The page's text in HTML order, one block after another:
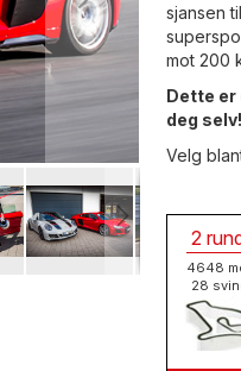
sjansen
mot 200
Dette er
deg selv!
Velg
2
4648
28